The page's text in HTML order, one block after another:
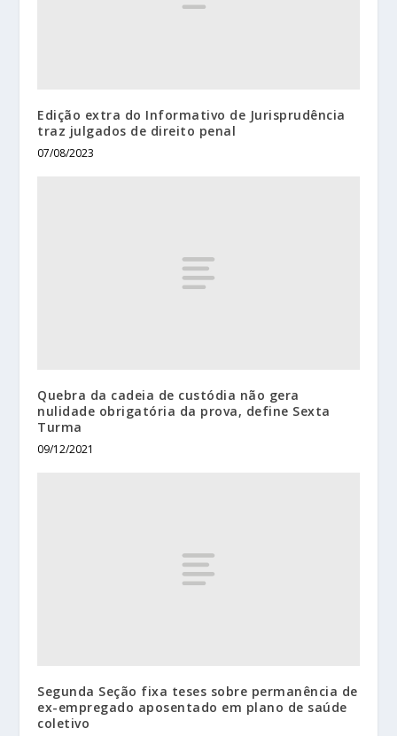
Edição extra do Informativo de Jurisprudência
traz julgados de direito penal
07/08/2023
Quebra da cadeia de custódia não gera
nulidade obrigatória da prova, define Sexta
Turma
09/12/2021
Segunda Seção fixa teses sobre permanência de
ex-empregado aposentado em plano de saúde
coletivo